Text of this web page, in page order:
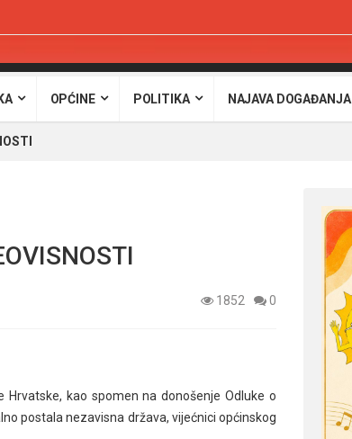
OPĆINE POLITIKA NAJAVA DOGAĐANJA
1852 0
Hrvatske, kao spomen na donošenje Odluke o
postala nezavisna država, vijećnici općinskog